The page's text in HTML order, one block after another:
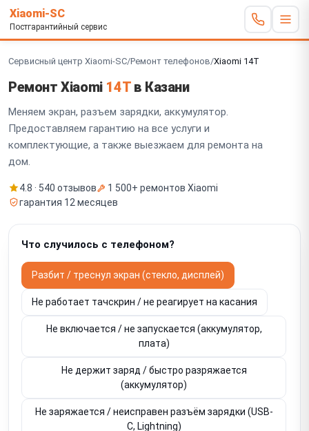
Xiaomi-SC
Постгарантийный сервис
Сервисный центр Xiaomi-SC/Ремонт телефонов/Xiaomi 14T
Ремонт Xiaomi 14Tв Казани
Меняем экран, разъем зарядки, аккумулятор.
Предоставляем гарантию на все услуги и
комплектующие, а также выезжаем для ремонта на
дом.
4.8 · 540 отзывов
1 500+ ремонтов Xiaomi
гарантия 12 месяцев
Что случилось с телефоном?
Разбит / треснул экран (стекло, дисплей)
Не работает тачскрин / не реагирует на касания
Не включается / не запускается (аккумулятор,
плата)
Не держит заряд / быстро разряжается
(аккумулятор)
Не заряжается / неисправен разъём зарядки (USB-
C, Lightning)